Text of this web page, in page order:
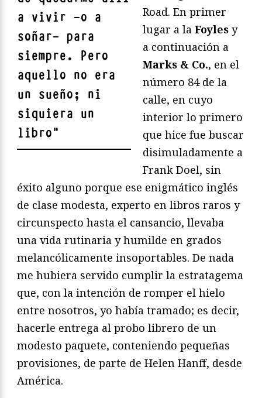
a vivir —o a
soñar— para
siempre. Pero
aquello no era
un sueño; ni
siquiera un
libro"
Road. En primer
lugar a la Foyles y
a continuación a
Marks & Co., en el
número 84 de la
calle, en cuyo
interior lo primero
que hice fue buscar
disimuladamente a
Frank Doel, sin
éxito alguno porque ese enigmático inglés
de clase modesta, experto en libros raros y
circunspecto hasta el cansancio, llevaba
una vida rutinaria y humilde en grados
melancólicamente insoportables. De nada
me hubiera servido cumplir la estratagema
que, con la intención de romper el hielo
entre nosotros, yo había tramado; es decir,
hacerle entrega al probo librero de un
modesto paquete, conteniendo pequeñas
provisiones, de parte de Helen Hanff, desde
América.